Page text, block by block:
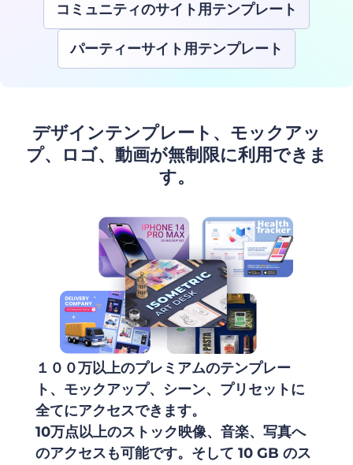
コミュニティのサイト用テンプレート
パーティーサイト用テンプレート
デザインテンプレート、モックアッ
プ、ロゴ、動画が無制限に利用できま
す。
１００万以上のプレミアムのテンプレー
ト、モックアップ、シーン、プリセットに
全てにアクセスできます。
10万点以上のストック映像、音楽、写真へ
のアクセスも可能です。そして 10 GB のス